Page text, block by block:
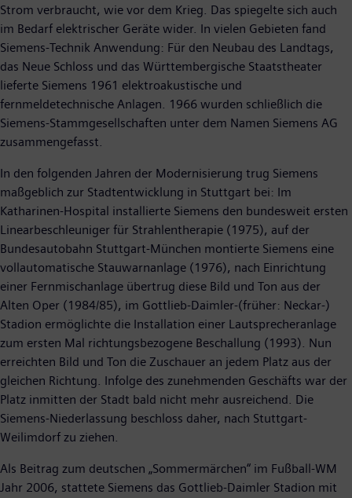
Strom verbraucht, wie vor dem Krieg. Das spiegelte sich auch
im Bedarf elektrischer Geräte wider. In vielen Gebieten fand
Siemens-Technik Anwendung: Für den Neubau des Landtags,
das Neue Schloss und das Württembergische Staatstheater
lieferte Siemens 1961 elektroakustische und
fernmeldetechnische Anlagen. 1966 wurden schließlich die
Siemens-Stammgesellschaften unter dem Namen Siemens AG
zusammengefasst.
In den folgenden Jahren der Modernisierung trug Siemens
maßgeblich zur Stadtentwicklung in Stuttgart bei: Im
Katharinen-Hospital installierte Siemens den bundesweit ersten
Linearbeschleuniger für Strahlentherapie (1975), auf der
Bundesautobahn Stuttgart-München montierte Siemens eine
vollautomatische Stauwarnanlage (1976), nach Einrichtung
einer Fernmischanlage übertrug diese Bild und Ton aus der
Alten Oper (1984/85), im Gottlieb-Daimler-(früher: Neckar-)
Stadion ermöglichte die Installation einer Lautsprecheranlage
zum ersten Mal richtungsbezogene Beschallung (1993). Nun
erreichten Bild und Ton die Zuschauer an jedem Platz aus der
gleichen Richtung. Infolge des zunehmenden Geschäfts war der
Platz inmitten der Stadt bald nicht mehr ausreichend. Die
Siemens-Niederlassung beschloss daher, nach Stuttgart-
Weilimdorf zu ziehen.
Als Beitrag zum deutschen „Sommermärchen“ im Fußball-WM
Jahr 2006, stattete Siemens das Gottlieb-Daimler Stadion mit